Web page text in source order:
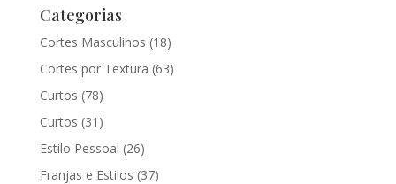
Categorias
Cortes Masculinos (18)
Cortes por Textura (63)
Curtos (78)
Curtos (31)
Estilo Pessoal (26)
Franjas e Estilos (37)